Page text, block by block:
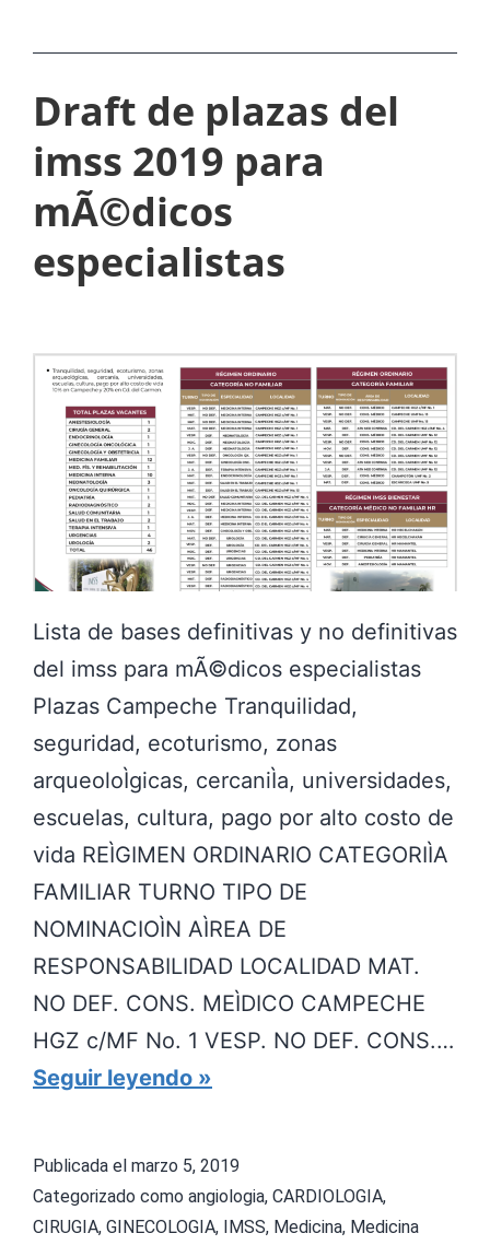
O
A
R
E
N
E
L
M
?
Draft de plazas del
imss 2019 para
mÃ©dicos
especialistas
Lista de bases definitivas y no definitivas
del imss para mÃ©dicos especialistas
Plazas Campeche Tranquilidad,
seguridad, ecoturismo, zonas
arqueoloÌgicas, cercaniÌa, universidades,
escuelas, cultura, pago por alto costo de
vida REÌGIMEN ORDINARIO CATEGORIÌA
FAMILIAR TURNO TIPO DE
NOMINACIOÌN AÌREA DE
RESPONSABILIDAD LOCALIDAD MAT.
NO DEF. CONS. MEÌDICO CAMPECHE
HGZ c/MF No. 1 VESP. NO DEF. CONS.…
Seguir leyendo D
f
t
Publicada el marzo 5, 2019
Categorizado como angiologia, CARDIOLOGIA,
CIRUGIA, GINECOLOGIA, IMSS, Medicina, Medicina